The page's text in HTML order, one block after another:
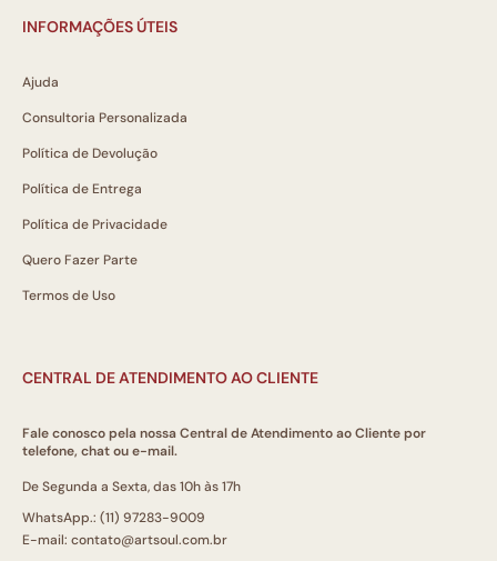
INFORMAÇÕES ÚTEIS
Ajuda
Consultoria Personalizada
Política de Devolução
Política de Entrega
Política de Privacidade
Quero Fazer Parte
Termos de Uso
CENTRAL DE ATENDIMENTO AO CLIENTE
Fale conosco pela nossa Central de Atendimento ao Cliente por
telefone, chat ou e-mail.
De Segunda a Sexta, das 10h às 17h
WhatsApp.: (11) 97283-9009
E-mail: contato@artsoul.com.br